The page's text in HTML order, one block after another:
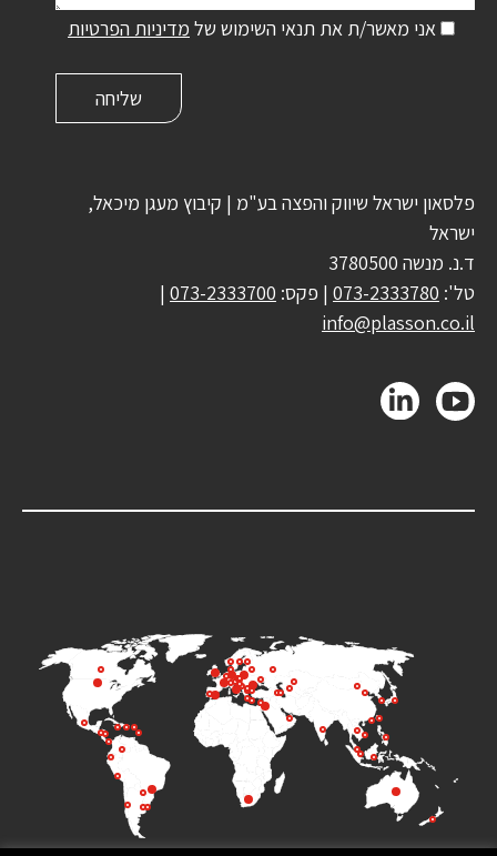
אני מאשר/ת את תנאי השימוש של מדיניות הפרטיות
פלסאון ישראל שיווק והפצה בע"מ | קיבוץ מעגן מיכאל,
ישראל
ד.נ. מנשה 3780500
טל': 073-2333780 | פקס: 073-2333700
|
info@plasson.co.il